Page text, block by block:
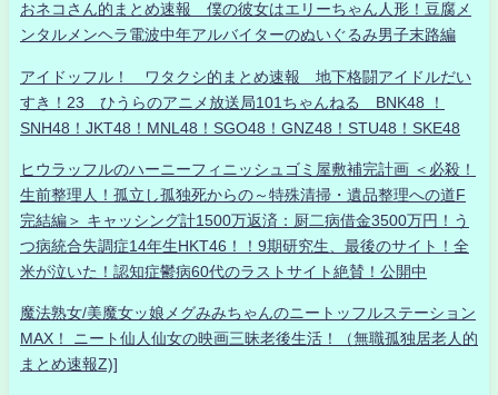
おネコさん的まとめ速報 僕の彼女はエリーちゃん人形！豆腐メ
ンタルメンヘラ電波中年アルバイターのぬいぐるみ男子末路編
アイドッフル！ ワタクシ的まとめ速報 地下格闘アイドルだい
すき！23 ひうらのアニメ放送局101ちゃんねる BNK48 ！
SNH48！JKT48！MNL48！SGO48！GNZ48！STU48！SKE48
ヒウラッフルのハーニーフィニッシュゴミ屋敷補完計画 ＜必殺！
生前整理人！孤立し孤独死からの～特殊清掃・遺品整理への道F
完結編＞ キャッシング計1500万返済：厨二病借金3500万円！う
つ病統合失調症14年生HKT46！！9期研究生、最後のサイト！全
米が泣いた！認知症鬱病60代のラストサイト絶賛！公開中
魔法熟女/美魔女ッ娘メグみみちゃんのニートッフルステーション
MAX！ ニート仙人仙女の映画三昧老後生活！（無職孤独居老人的
まとめ速報Z)]